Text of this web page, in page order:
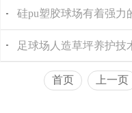
硅pu塑胶球场有着强力
足球场人造草坪养护技
首页 上一页